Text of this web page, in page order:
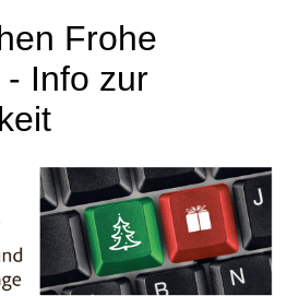
Frohe
Info zur